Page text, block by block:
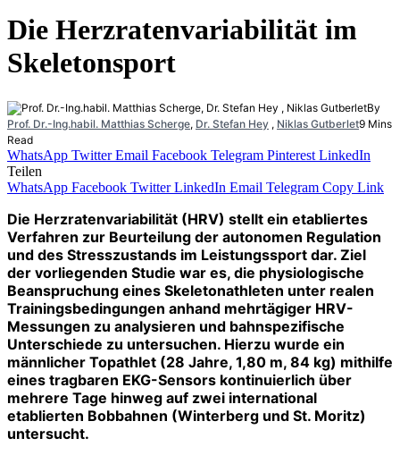
Die Herzratenvariabilität im
Skeletonsport
By
Prof. Dr.-Ing.habil. Matthias Scherge, Dr. Stefan Hey , Niklas Gutberlet9 Mins
Read
WhatsApp Twitter Email Facebook Telegram Pinterest LinkedIn
Teilen
WhatsApp Facebook Twitter LinkedIn Email Telegram Copy Link
Die Herzratenvariabilität (HRV) stellt ein etabliertes
Verfahren zur Beurteilung der autonomen Regulation
und des Stresszustands im Leistungssport dar. Ziel
der vorliegenden Studie war es, die physiologische
Beanspruchung eines Skeletonathleten unter realen
Trainingsbedingungen anhand mehrtägiger HRV-
Messungen zu analysieren und bahnspezifische
Unterschiede zu untersuchen. Hierzu wurde ein
männlicher Topathlet (28 Jahre, 1,80 m, 84 kg) mithilfe
eines tragbaren EKG-Sensors kontinuierlich über
mehrere Tage hinweg auf zwei international
etablierten Bobbahnen (Winterberg und St. Moritz)
untersucht.